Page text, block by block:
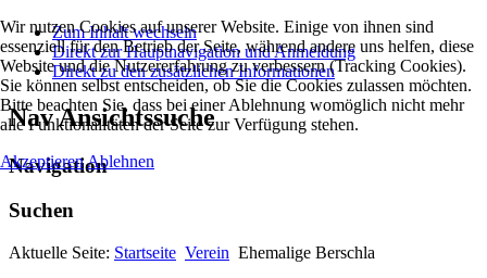
Zum Inhalt wechseln
Direkt zur Hauptnavigation und Anmeldung
Direkt zu den zusätzlichen Informationen
Nav Ansichtssuche
Navigation
Suchen
Aktuelle Seite: Startseite Verein Ehemalige Berschla
Wir nutzen Cookies auf unserer Website. Einige von ihnen sind
essenziell für den Betrieb der Seite, während andere uns helfen, diese
Website und die Nutzererfahrung zu verbessern (Tracking Cookies).
Sie können selbst entscheiden, ob Sie die Cookies zulassen möchten.
Bitte beachten Sie, dass bei einer Ablehnung womöglich nicht mehr
alle Funktionalitäten der Seite zur Verfügung stehen.
AkzeptierenAblehnen